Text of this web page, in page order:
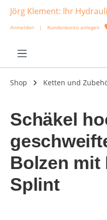
springen
Jörg Klement: Ihr
Anmelden | Kundenkonto anlegen
Shop Ketten und
Schäkel
Bolzen mit
Splint